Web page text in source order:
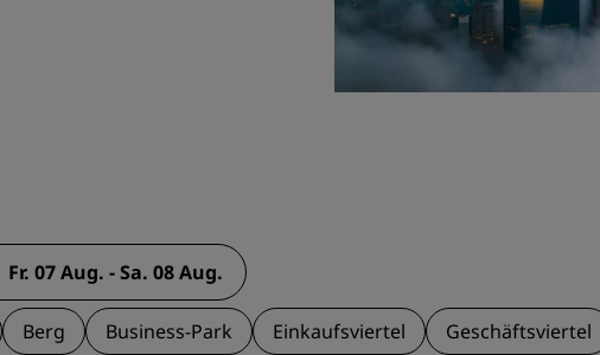
Berg Business-Park Einkaufsviertel Geschäftsviertel